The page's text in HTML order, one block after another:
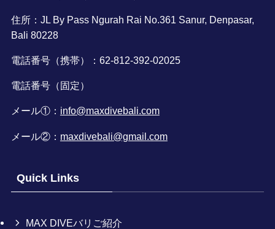
住所：JL By Pass Ngurah Rai No.361 Sanur, Denpasar,
Bali 80228
電話番号（携帯）：62-812-392-02025
電話番号（固定）
メール①： info@maxdivebali.com
メール②： maxdivebali@gmail.com
Quick Links
MAX DIVEバリご紹介